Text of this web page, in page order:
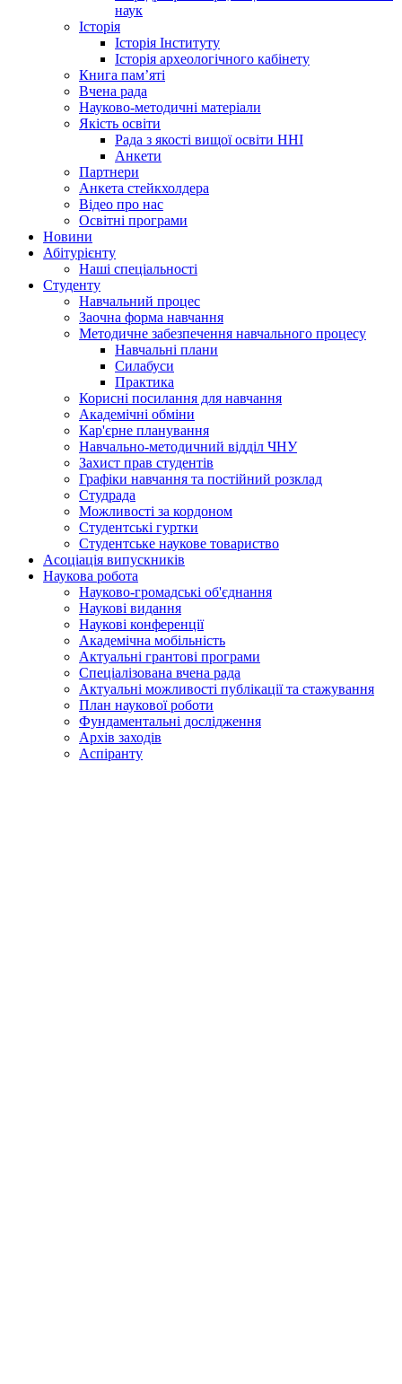
наук
Історія
Історія Інституту
Історія археологічного кабінету
Книга памʼяті
Вчена рада
Науково-методичні матеріали
Якість освіти
Рада з якості вищої освіти ННІ
Анкети
Партнери
Анкета стейкхолдера
Відео про нас
Освітні програми
Hовини
Абітурієнту
Наші спеціальності
Студенту
Навчальний процес
Заочна форма навчання
Методичне забезпечення навчального процесу
Навчальні плани
Силабуси
Практика
Корисні посилання для навчання
Академічні обміни
Кар'єрне планування
Навчально-методичний відділ ЧНУ
Захист прав студентів
Графіки навчання та постійний розклад
Студрада
Можливості за кордоном
Студентські гуртки
Студентське наукове товариство
Асоціація випускників
Наукова робота
Науково-громадські об'єднання
Наукові видання
Наукові конференції
Академічна мобільність
Актуальні грантові програми
Спеціалізована вчена рада
Актуальні можливості публікації та стажування
План наукової роботи
Фундаментальні дослідження
Архів заходів
Аспіранту